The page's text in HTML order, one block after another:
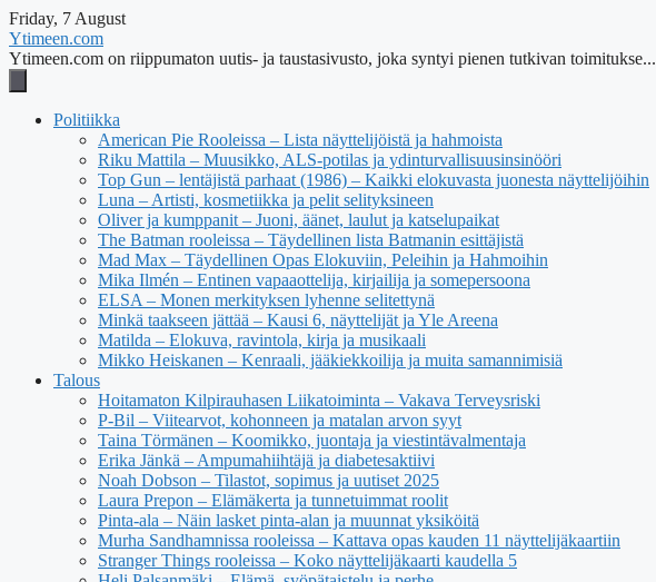
Friday, 7 August
Ytimeen.com
Ytimeen.com on riippumaton uutis- ja taustasivusto, joka syntyi pienen tutkivan toimitukse...
Politiikka
American Pie Rooleissa – Lista näyttelijöistä ja hahmoista
Riku Mattila – Muusikko, ALS-potilas ja ydinturvallisuusinsinööri
Top Gun – lentäjistä parhaat (1986) – Kaikki elokuvasta juonesta näyttelijöihin
Luna – Artisti, kosmetiikka ja pelit selityksineen
Oliver ja kumppanit – Juoni, äänet, laulut ja katselupaikat
The Batman rooleissa – Täydellinen lista Batmanin esittäjistä
Mad Max – Täydellinen Opas Elokuviin, Peleihin ja Hahmoihin
Mika Ilmén – Entinen vapaaottelija, kirjailija ja somepersoona
ELSA – Monen merkityksen lyhenne selitettynä
Minkä taakseen jättää – Kausi 6, näyttelijät ja Yle Areena
Matilda – Elokuva, ravintola, kirja ja musikaali
Mikko Heiskanen – Kenraali, jääkiekkoilija ja muita samannimisiä
Talous
Hoitamaton Kilpirauhasen Liikatoiminta – Vakava Terveysriski
P-Bil – Viitearvot, kohonneen ja matalan arvon syyt
Taina Törmänen – Koomikko, juontaja ja viestintävalmentaja
Erika Jänkä – Ampumahiihtäjä ja diabetesaktiivi
Noah Dobson – Tilastot, sopimus ja uutiset 2025
Laura Prepon – Elämäkerta ja tunnetuimmat roolit
Pinta-ala – Näin lasket pinta-alan ja muunnat yksiköitä
Murha Sandhamnissa rooleissa – Kattava opas kauden 11 näyttelijäkaartiin
Stranger Things rooleissa – Koko näyttelijäkaarti kaudella 5